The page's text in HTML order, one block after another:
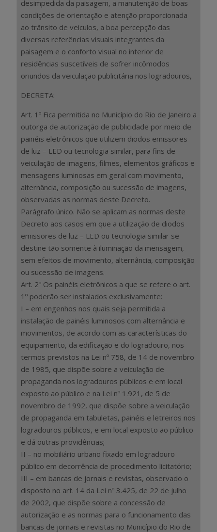
desimpedida da paisagem, a manutenção de boas
condições de orientação e atenção proporcionada
ao trânsito de veículos, a boa percepção das
diversas referências visuais integrantes da
paisagem e o conforto visual no interior de
residências suscetíveis de sofrer incômodos
oriundos da veiculação publicitária nos logradouros,
DECRETA:
Art. 1º Fica permitida no Município do Rio de Janeiro a
outorga de autorização de publicidade por meio de
painéis eletrônicos que utilizem diodos emissores
de luz – LED ou tecnologia similar, para fins de
veiculação de imagens, filmes, elementos gráficos e
mensagens luminosas em geral com movimento,
alternância, composição ou sucessão de imagens,
observadas as normas deste Decreto.
Parágrafo único. Não se aplicam as normas deste
Decreto aos casos em que a utilização de diodos
emissores de luz – LED ou tecnologia similar se
destine tão somente à iluminação da mensagem,
sem efeitos de movimento, alternância, composição
ou sucessão de imagens.
Art. 2º Os painéis eletrônicos a que se refere o art.
1º poderão ser instalados exclusivamente:
I – em engenhos nos quais seja permitida a
instalação de painéis luminosos com alternância e
movimentos, de acordo com as características do
equipamento, da edificação e do logradouro, nos
termos previstos na Lei nº 758, de 14 de novembro
de 1985, que dispõe sobre a veiculação de
propaganda nos logradouros públicos e em local
exposto ao público e na Lei nº 1.921, de 5 de
novembro de 1992, que dispõe sobre a veiculação
de propaganda em tabuletas, painéis e letreiros nos
logradouros públicos, e em local exposto ao público
e dá outras providências;
II – no mobiliário urbano fixado em logradouro
público em decorrência de procedimento licitatório;
III – em bancas de jornais e revistas, observado o
disposto no art. 14 da Lei nº 3.425, de 22 de julho
de 2002, que dispõe sobre a concessão de
autorização e as normas para o funcionamento das
bancas de jornais e revistas no Município do Rio de